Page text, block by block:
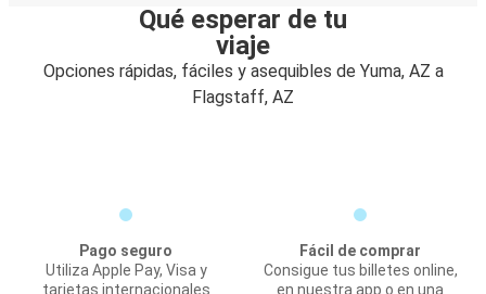
Qué esperar de tu
viaje
Opciones rápidas, fáciles y asequibles de Yuma, AZ a
Flagstaff, AZ
Pago seguro
Utiliza Apple Pay, Visa y
tarjetas internacionales
Fácil de comprar
Consigue tus billetes online,
en nuestra app o en una